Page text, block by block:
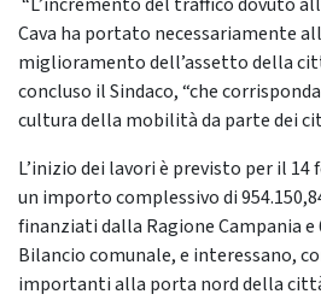
Cava ha portato necessariamente
miglioramento dell’assetto della
concluso il Sindaco, “che
cultura della mobilità da parte dei
L’inizio dei lavori è previsto per il
un importo complessivo di
finanziati dalla Ragione Campania e
Bilancio comunale, e interessano,
importanti alla porta nord della